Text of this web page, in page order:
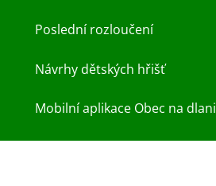
Poslední rozloučení
Návrhy dětských hřišť
Mobilní aplikace Obec na dlani